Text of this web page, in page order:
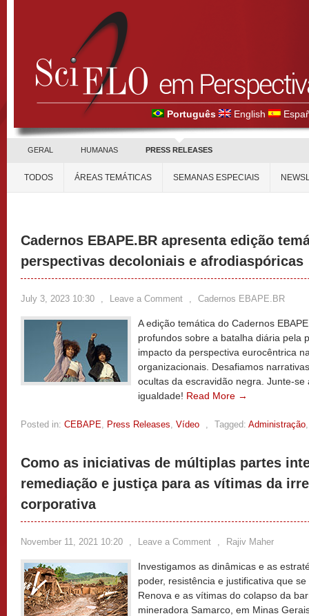
Português English
GERAL HUMANAS PRESS RELEASES
TODOS ÁREAS TEMÁTICAS SEMANAS ESPECIAIS
Cadernos EBAPE.BR apresenta edição
perspectivas decoloniais e afrodiaspóricas
July 3, 2023 10:30 , Leave a Comment , Cadernos EBAPE.BR
A edição temática do Cadernos
profundos sobre a batalha diária pela
impacto da perspectiva eurocêntrica
organizacionais. Desafiamos
ocultas da escravidão negra. Junte-
igualdade! Read More →
Posted in: CEBAPE, Press Releases, Vídeo , Tagged: Administração
Como as iniciativas de múltiplas partes
remediação e justiça para as vítimas da
corporativa
November 11, 2021 10:20 , Leave a Comment , Rajiv Maher
Investigamos as dinâmicas e as
poder, resistência e justificativa que
Renova e as vítimas do colapso da
mineradora Samarco, em Minas